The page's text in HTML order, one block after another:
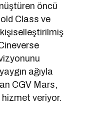
öncü
Class ve
ağıyla
CGV Mars,
hizmet veriyor.